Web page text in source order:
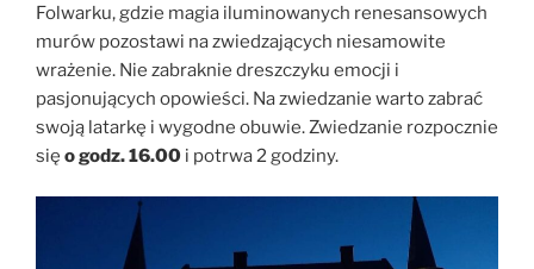
Folwarku, gdzie magia iluminowanych renesansowych
murów pozostawi na zwiedzających niesamowite
wrażenie. Nie zabraknie dreszczyku emocji i
pasjonujących opowieści. Na zwiedzanie warto zabrać
swoją latarkę i wygodne obuwie. Zwiedzanie rozpocznie
się o godz. 16.00 i potrwa 2 godziny.